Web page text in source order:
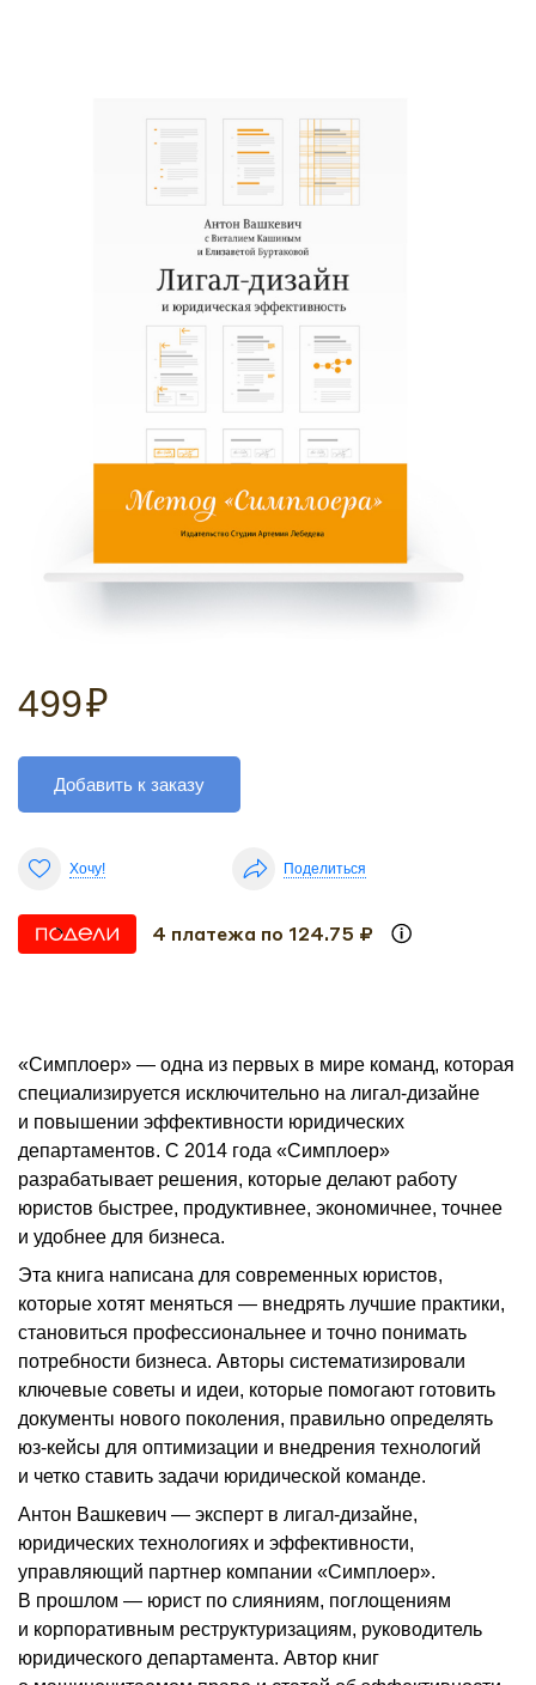
499₽
Добавить к заказу
Хочу! Поделиться
4 платежа по 124.75 ₽
«Симплоер» — одна из первых в мире команд, которая
специализируется исключительно на лигал-дизайне
и повышении эффективности юридических
департаментов. С 2014 года «Симплоер»
разрабатывает решения, которые делают работу
юристов быстрее, продуктивнее, экономичнее, точнее
и удобнее для бизнеса.
Эта книга написана для современных юристов,
которые хотят меняться — внедрять лучшие практики,
становиться профессиональнее и точно понимать
потребности бизнеса. Авторы систематизировали
ключевые советы и идеи, которые помогают готовить
документы нового поколения, правильно определять
юз-кейсы для оптимизации и внедрения технологий
и четко ставить задачи юридической команде.
Антон Вашкевич — эксперт в лигал-дизайне,
юридических техно­логиях и эффективности,
управляющий партнер компании «Симплоер».
В прошлом — юрист по слияниям, поглощениям
и корпоративным реструктуризациям, руководитель
юридического департамента. Автор книг